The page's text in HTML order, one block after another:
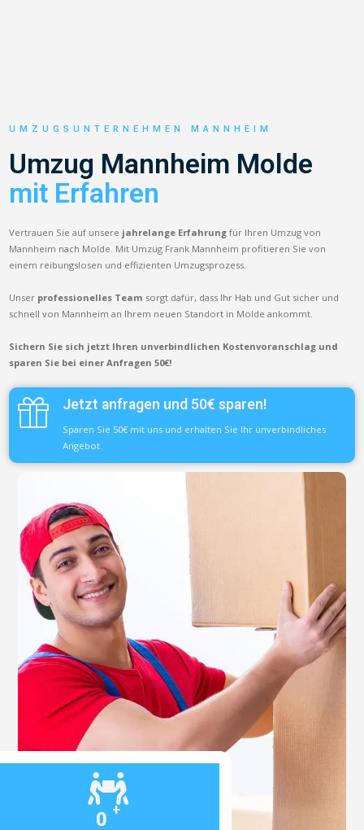
0 +
UMZUGSUNTERNEHMEN MANNHEIM
Umzug Mannheim Molde
mit Erfahren
Vertrauen Sie auf unsere jahrelange Erfahrung für Ihren Umzug von
Mannheim nach Molde. Mit Umzug Frank Mannheim profitieren Sie von
einem reibungslosen und effizienten Umzugsprozess.
Unser professionelles Team sorgt dafür, dass Ihr Hab und Gut sicher und
schnell von Mannheim an Ihrem neuen Standort in Molde ankommt.
Sichern Sie sich jetzt Ihren unverbindlichen Kostenvoranschlag und
sparen Sie bei einer Anfragen 50€!
Jetzt anfragen und 50€ sparen!
Sparen Sie 50€ mit uns und erhalten Sie Ihr unverbindliches
Angebot.